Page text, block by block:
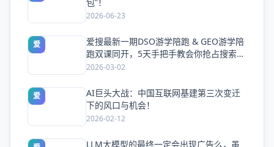
2026-06-23
爱
爱搜最新一期DSO游学陪跑 & GEO游学陪
跑双课同开，5天手把手教会你抢占搜索流
量
2026-03-02
爱
AI巨头大战：中国互联网基建第三次变迁
下的风口与机会！
2026-02-12
LLM大模型的最终一定会出现广告么，虽